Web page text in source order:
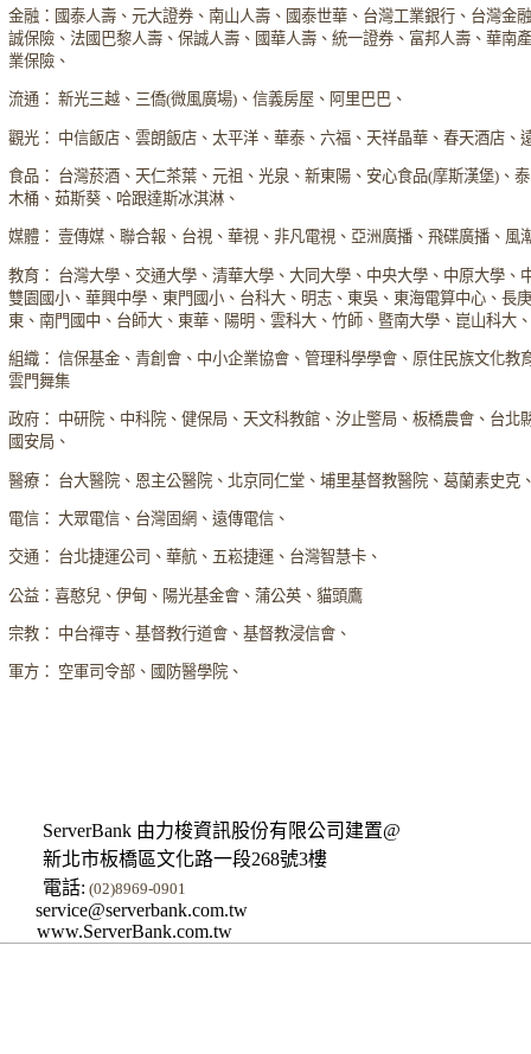
金融：國泰人壽、元大證券、南山人壽、國泰世華、台灣工業銀行、台灣金
誠保險、法國巴黎人壽、保誠人壽、國華人壽、統一證券、富邦人壽、華南
業保險、
流通： 新光三越、三僑(微風廣場)、信義房屋、阿里巴巴、
觀光： 中信飯店、雲朗飯店、太平洋、華泰、六福、天祥晶華、春天酒店、
食品： 台灣菸酒、天仁茶葉、元祖、光泉、新東陽、安心食品(摩斯漢堡)、
木桶、茹斯葵、哈跟達斯冰淇淋、
媒體： 壹傳媒、聯合報、台視、華視、非凡電視、亞洲廣播、飛碟廣播、風
教育： 台灣大學、交通大學、清華大學、大同大學、中央大學、中原大學、
雙園國小、華興中學、東門國小、台科大、明志、東吳、東海電算中心、長
東、南門國中、台師大、東華、陽明、雲科大、竹師、暨南大學、崑山科大
組織： 信保基金、青創會、中小企業協會、管理科學學會、原住民族文化教
雲門舞集
政府： 中研院、中科院、健保局、天文科教館、汐止警局、板橋農會、台北
國安局、
醫療： 台大醫院、恩主公醫院、北京同仁堂、埔里基督教醫院、葛蘭素史克
電信： 大眾電信、台灣固網、遠傳電信、
交通： 台北捷運公司、華航、五崧捷運、台灣智慧卡、
公益：喜憨兒、伊甸、陽光基金會、蒲公英、貓頭鷹
宗教： 中台禪寺、基督教行道會、基督教浸信會、
軍方： 空軍司令部、國防醫學院、
ServerBank 由力梭資訊股份有限公司建置@
新北市板橋區文化路一段268號3樓
電話: (02)8969-0901
service@serverbank.com.tw
www.ServerBank.com.tw